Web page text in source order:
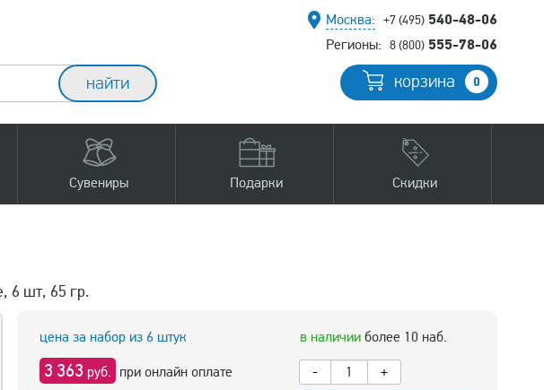
Москва: +7 (495) 540-48-06
Регионы: 8 (800) 555-78-06
корзина 0
Сувениры Подарки Скидки
6 шт, 65 гр.
цена за набор из 6 штук
3 363 руб. при онлайн оплате
в наличииболее 10 наб.
-
+